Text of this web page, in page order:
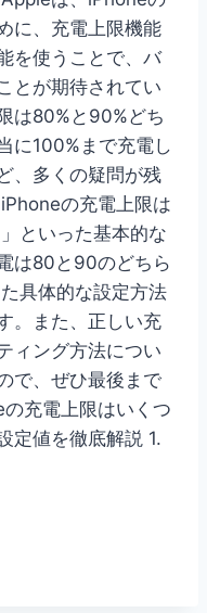
に、充電上限機能
を使うことで、バ
とが期待されてい
は80%と90%どち
に100%まで充電し
、多くの疑問が残
の充電上限は
といった基本的な
は80と90のどちら
具体的な設定方法
。また、正しい充
ィング方法につい
で、ぜひ最後まで
充電上限はいくつ
定値を徹底解説 1.